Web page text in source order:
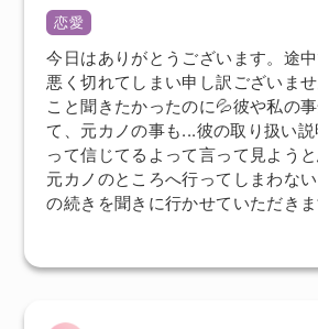
恋愛
今日はありがとうございます。途
悪く切れてしまい申し訳ございま
こと聞きたかったのに💦彼や私の
て、元カノの事も...彼の取り扱い
って信じてるよって言って見ようと
元カノのところへ行ってしまわな
の続きを聞きに行かせていただきま